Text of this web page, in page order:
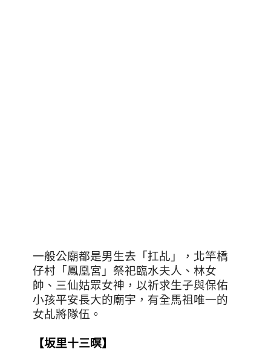
一般公廟都是男生去「扛乩」，北竿橋
仔村「鳳凰宮」祭祀臨水夫人、林女
帥、三仙姑眾女神，以祈求生子與保佑
小孩平安長大的廟宇，有全馬祖唯一的
女乩將隊伍。
【坂里十三暝】